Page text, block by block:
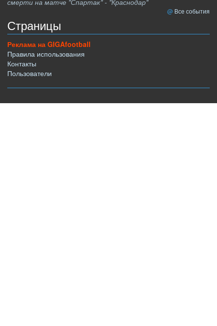
смерти на матче "Спартак" - "Краснодар"
Все события
Страницы
Реклама на GIGAfootball
Правила использования
Контакты
Пользователи